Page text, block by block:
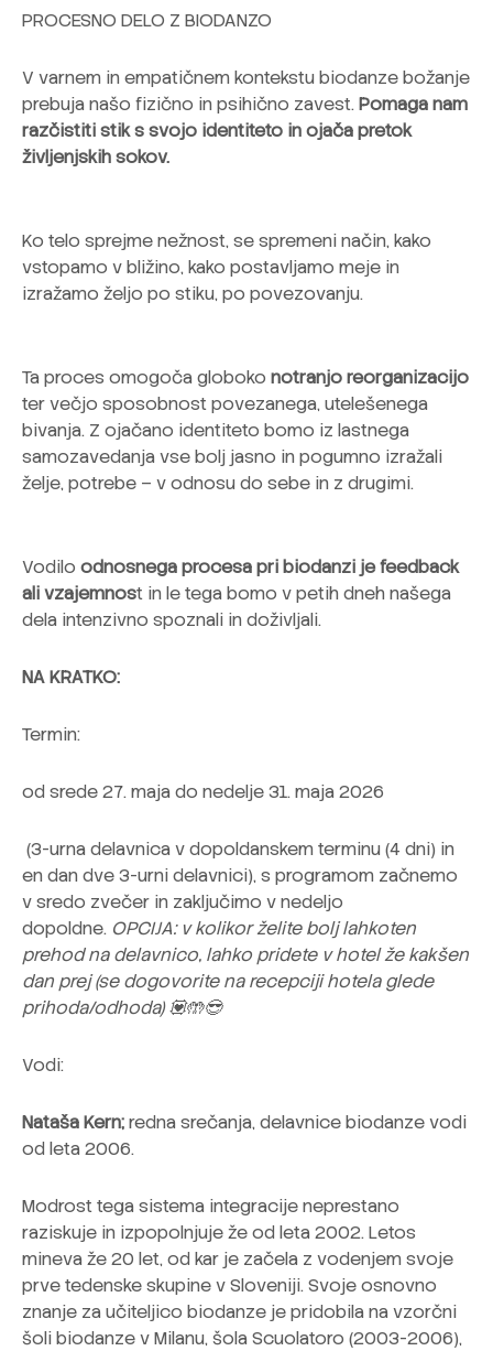
PROCESNO DELO Z BIODANZO
V varnem in empatičnem kontekstu biodanze božanje
prebuja našo fizično in psihično zavest.Pomaga nam
razčistiti stik s svojo identiteto in ojača pretok
življenjskih sokov.
Ko telo sprejme nežnost, se spremeni način, kako
vstopamo v bližino, kako postavljamo meje in
izražamo željo po stiku, po povezovanju.
Ta proces omogoča globoko notranjo reorganizacijo
ter večjo sposobnost povezanega, utelešenega
bivanja. Z ojačano identiteto bomo iz lastnega
samozavedanja vse bolj jasno in pogumno izražali
želje, potrebe – v odnosu do sebe in z drugimi.
Vodilo odnosnega procesa pri biodanzi je feedback
ali vzajemnost in le tega bomo v petih dneh našega
dela intenzivno spoznali in doživljali.
NA KRATKO:
Termin:
od srede 27. maja do nedelje 31. maja 2026
(3-urna delavnica v dopoldanskem terminu (4 dni) in
en dan dve 3-urni delavnici), s programom začnemo
v sredo zvečer in zaključimo v nedeljo
dopoldne. OPCIJA: v kolikor želite bolj lahkoten
prehod na delavnico, lahko pridete v hotel že kakšen
dan prej (se dogovorite na recepciji hotela glede
prihoda/odhoda)💟🤲😎
Vodi:
Nataša Kern;redna srečanja, delavnice biodanze vodi
od leta 2006.
Modrost tega sistema integracije neprestano
raziskuje in izpopolnjuje že od leta 2002. Letos
mineva že 20 let, od kar je začela z vodenjem svoje
prve tedenske skupine v Sloveniji. Svoje osnovno
znanje za učiteljico biodanze je pridobila na vzorčni
šoli biodanze v Milanu, šola Scuolatoro (2003-2006),